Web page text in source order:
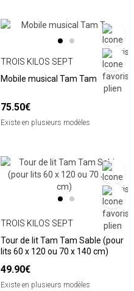
TROIS KILOS SEPT
Mobile musical Tam Tam
75.50€
Existe en plusieurs modèles
TROIS KILOS SEPT
Tour de lit Tam Tam Sable (pour
lits 60 x 120 ou 70 x 140 cm)
49.90€
Existe en plusieurs modèles